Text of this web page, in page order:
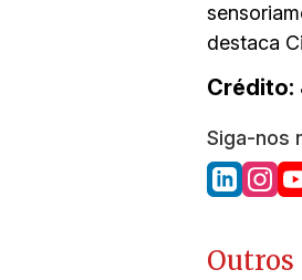
destaca
Crédito:
Siga-nos
Outros